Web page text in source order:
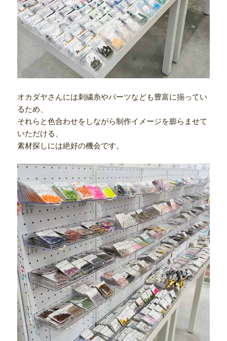
オカダヤさんには刺繍糸やパーツなども豊富に揃ってい
るため、
それらと色合わせをしながら制作イメージを膨らませて
いただける、
素材探しには絶好の機会です。